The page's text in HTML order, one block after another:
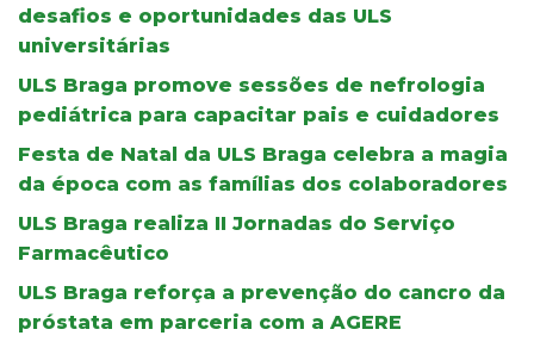
desafios e oportunidades das ULS
universitárias
ULS Braga promove sessões de nefrologia
pediátrica para capacitar pais e cuidadores
Festa de Natal da ULS Braga celebra a magia
da época com as famílias dos colaboradores
ULS Braga realiza II Jornadas do Serviço
Farmacêutico
ULS Braga reforça a prevenção do cancro da
próstata em parceria com a AGERE